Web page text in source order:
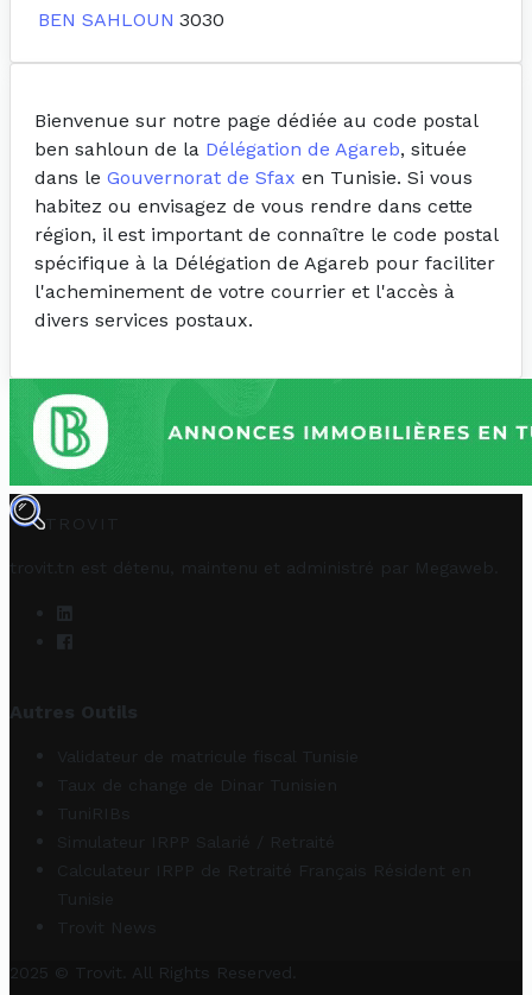
BEN SAHLOUN 3030
Bienvenue sur notre page dédiée au code postal
ben sahloun de la Délégation de Agareb, située
dans le Gouvernorat de Sfax en Tunisie. Si vous
habitez ou envisagez de vous rendre dans cette
région, il est important de connaître le code postal
spécifique à la Délégation de Agareb pour faciliter
l'acheminement de votre courrier et l'accès à
divers services postaux.
TROVIT
trovit.tn est détenu, maintenu et administré par Megaweb
Autres Outils
Validateur de matricule fiscal Tunisie
Taux de change de Dinar Tunisien
TuniRIBs
Simulateur IRPP Salarié / Retraité
Calculateur IRPP de Retraité Français Résident en
Tunisie
Trovit News
2025 © Trovit. All Rights Reserved.